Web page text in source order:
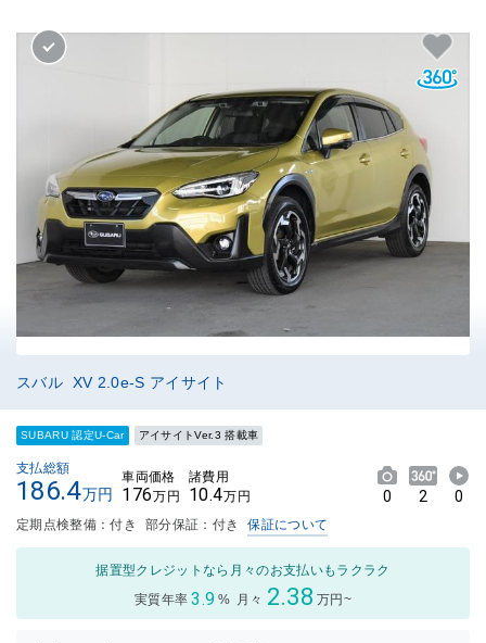
スバル XV 2.0e-S アイサイト
SUBARU 認定U-Car アイサイトVer.3 搭載車
支払総額
186.4万円
車両価格
176万円
諸費用
10.4万円 0 2 0
定期点検整備：付き 部分保証：付き 保証について
据置型クレジットなら月々のお支払いもラクラク
実質年率 3.9 % 月々 2.38 万円~